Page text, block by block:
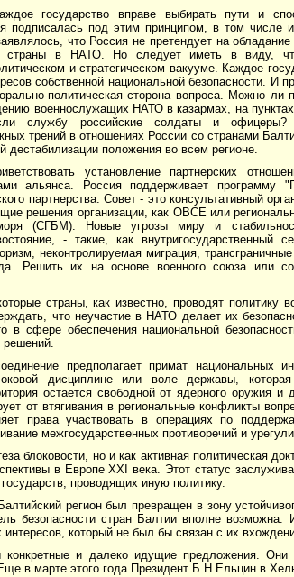
государство вправе выбирать пути и
подписалась под этим принципом, в том
что Россия не претендует на
страны в НАТО. Но следует иметь в виду,
и стратегическом вакууме. Каждое
собственной национальной безопасности. И
политическая сторона вопроса. Можно ли
военнослужащих НАТО в казармах, на
службу российские солдаты и офицеры?
трений в отношениях России со странами
дестабилизации положения во всем регионе.
установление партнерских
альянса. Россия поддерживает программу
партнерства. Совет - это консультативный
решения организации, как ОВСЕ или
(СГБМ). Новые угрозы миру и
- такие, как внутригосударственный
неконтролируемая миграция, трансграничные
Решить их на основе военного союза или
страны, как известно, проводят политику
что неучастие в НАТО делает их
в сфере обеспечения национальной
предполагает примат национальных
дисциплине или воле державы,
остается свободной от ядерного оружия и
от втягивания в региональные конфликты
права участвовать в операциях по
межгосударственных противоречий и
блоковости, но и как активная политическая
в Европе XXI века. Этот статус
проводящих иную политику.
регион был превращен в зону
безопасности стран Балтии вполне возможна.
интересов, который не был бы связан с их
и далеко идущие предложения. Они
в марте этого года Президент Б.Н.Ельцин в